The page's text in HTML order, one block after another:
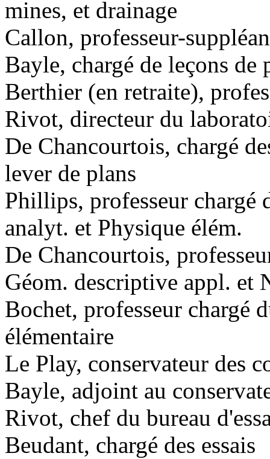
mines, et drainage
Callon, professeur-
Bayle, chargé de leçons de
Berthier (en retraite),
Rivot, directeur du
De Chancourtois, chargé
lever de plans
Phillips, professeur chargé
analyt. et Physique élém.
De Chancourtois,
Géom. descriptive appl. et
Bochet, professeur chargé
élémentaire
Le Play, conservateur des
Bayle, adjoint au
Rivot, chef du bureau
Beudant, chargé des essais